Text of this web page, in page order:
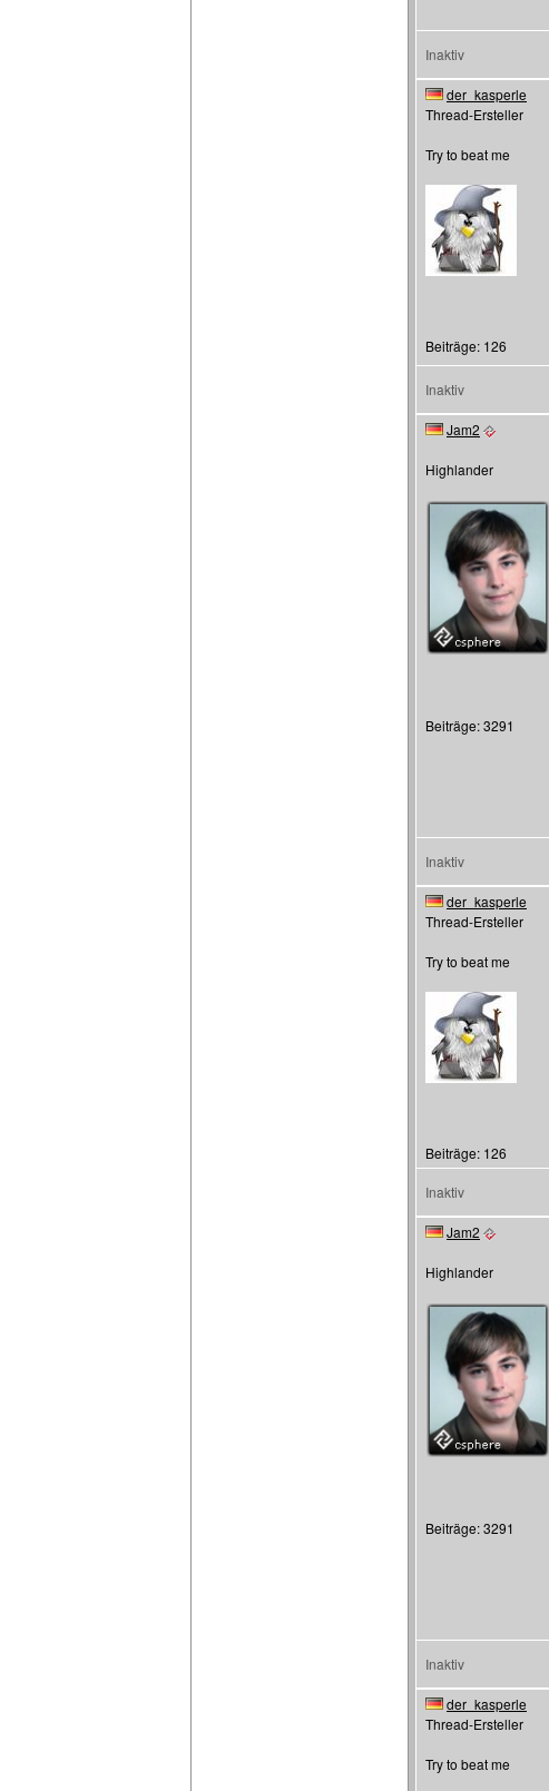
Inaktiv
der_kasperle
Thread-Ersteller
Try to beat me
Beiträge: 126
Inaktiv
Jam2
Highlander
Beiträge: 3291
Inaktiv
der_kasperle
Thread-Ersteller
Try to beat me
Beiträge: 126
Inaktiv
Jam2
Highlander
Beiträge: 3291
Inaktiv
der_kasperle
Thread-Ersteller
Try to beat me